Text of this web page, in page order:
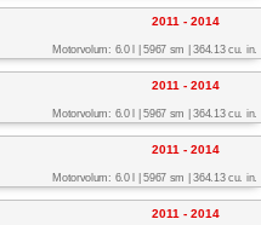
2011 - 2014
Motorvolum: 6.0 l | 5967 sm | 364.13 cu. in.
2011 - 2014
Motorvolum: 6.0 l | 5967 sm | 364.13 cu. in.
2011 - 2014
Motorvolum: 6.0 l | 5967 sm | 364.13 cu. in.
2011 - 2014